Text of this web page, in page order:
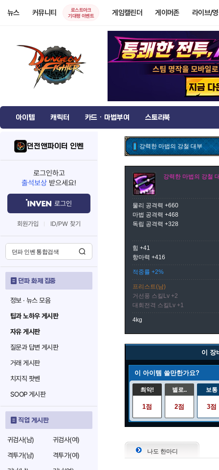
뉴스 커뮤니티
로스트아크
기대평 이벤트
게임캘린더 게이머존 라이브/
아이템 캐릭터 카드 · 마법부여 스토리북
던전앤파이터 인벤
로그인하고
출석보상 받으세요!
로그인
회원가입 ID/PW 찾기
던파 화제 집중
정보 · 뉴스 모음
팁과 노하우 게시판
자유 게시판
질문과 답변 게시판
거래 게시판
치지직 팟벤
SOOP 게시판
직업 게시판
귀검사(남)
귀검사(여)
격투가(남)
격투가(여)
강력한 마법의 강철 대부
강력한 마법의 강철
물리 공격력 +660
마법 공격력 +468
독립 공격력 +328
힘 +41
항마력 +416
적중률 +2%
프리스트(남)
거선풍 스킬Lv +2
대회전격 스킬Lv +1
4kg
이 장
이 아이템 쓸만한가요?
최악!
1점
별로..
2점
보통
3점
나도 한마디